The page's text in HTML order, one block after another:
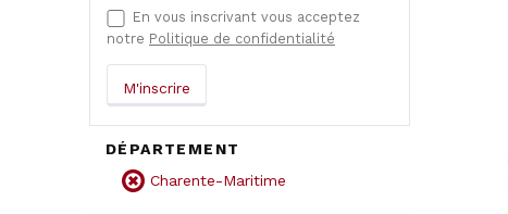
En vous inscrivant vous acceptez
notre Politique de confidentialité
DÉPARTEMENT
Charente-Maritime